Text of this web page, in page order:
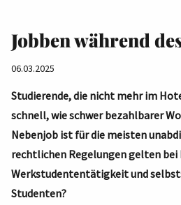
Jobben während
06.03.2025
Studierende, die nicht mehr im
schnell, wie schwer bezahlbarer
Nebenjob ist für die meisten
rechtlichen Regelungen gelten bei
Werkstudententätigkeit und
Studenten?